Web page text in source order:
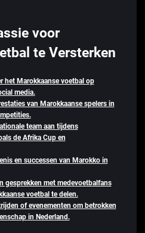
voor
te Versterken
het Marokkaanse voetbal op
media.
van Marokkaanse spelers in
team aan tijdens
de Afrika Cup en
en successen van Marokko in
gesprekken met medevoetbalfans
voetbal te delen.
of evenementen om betrokken
in Nederland.